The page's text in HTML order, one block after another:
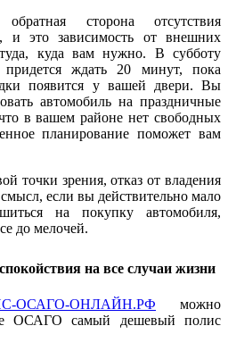
сторона отсутствия
и это зависимость от внешних
куда вам нужно. В субботу
ждать 20 минут, пока
появится у вашей двери. Вы
автомобиль на праздничные
в вашем районе нет свободных
планирование поможет вам
точки зрения, отказ от владения
если вы действительно мало
на покупку автомобиля,
до мелочей.
на все случаи жизни
ОСАГО-ОНЛАЙН.РФ можно
ОСАГО самый дешевый полис